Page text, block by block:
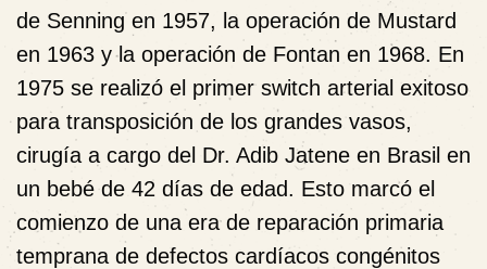
de Senning en 1957, la operación de Mustard
en 1963 y la operación de Fontan en 1968. En
1975 se realizó el primer switch arterial exitoso
para transposición de los grandes vasos,
cirugía a cargo del Dr. Adib Jatene en Brasil en
un bebé de 42 días de edad. Esto marcó el
comienzo de una era de reparación primaria
temprana de defectos cardíacos congénitos